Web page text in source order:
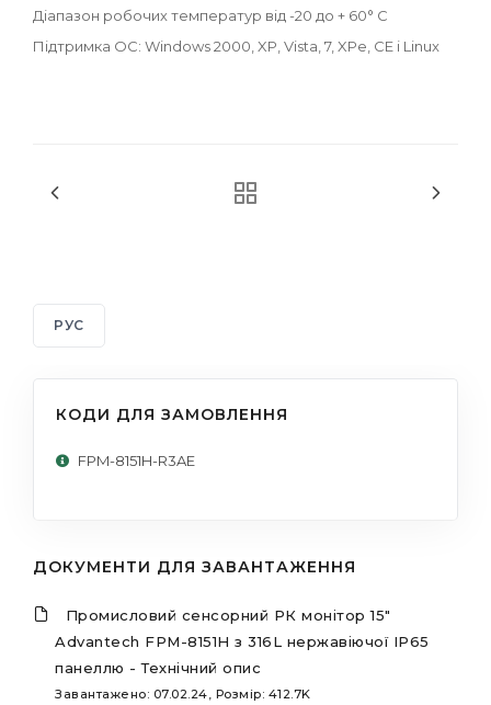
Діапазон робочих температур від -20 до + 60° С
Підтримка ОС: Windows 2000, XP, Vista, 7, XPe, CE і Linux
РУС
КОДИ ДЛЯ ЗАМОВЛЕННЯ
FPM-8151H-R3AE
ДОКУМЕНТИ ДЛЯ ЗАВАНТАЖЕННЯ
Промисловий сенсорний РК монітор 15"
Advantech FPM-8151H з 316L нержавіючої IP65
панеллю - Технічний опис
Завантажено: 07.02.24, Розмір: 412.7K